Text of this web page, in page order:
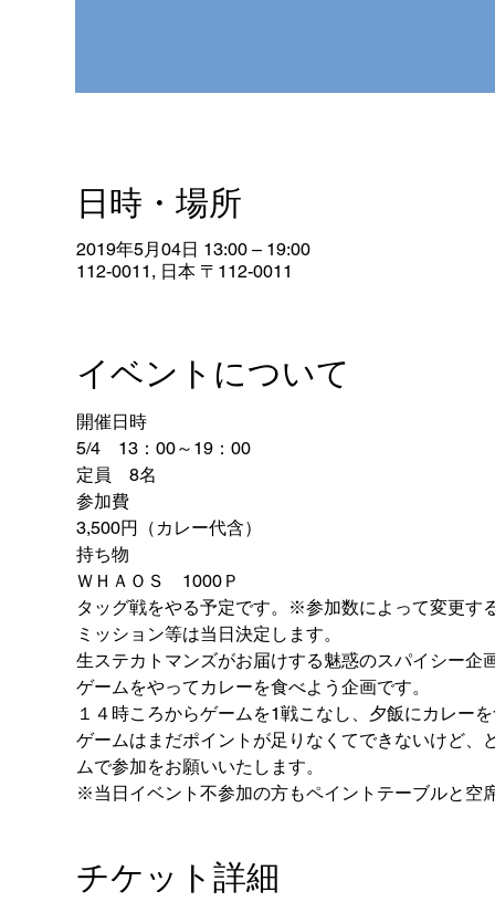
日時・場所
2019年5月04日 13:00 – 19:00
112-0011, 日本 〒112-0011
イベントについて
開催日時
5/4　13：00～19：00
定員　8名
参加費
3,500円（カレー代含）
持ち物
ＷＨＡＯＳ　1000Ｐ
タッグ戦をやる予定です。※参加数によって変更す
ミッション等は当日決定します。
生ステカトマンズがお届けする魅惑のスパイシー企
ゲームをやってカレーを食べよう企画です。
１４時ころからゲームを1戦こなし、夕飯にカレー
ゲームはまだポイントが足りなくてできないけど
ムで参加をお願いいたします。
※当日イベント不参加の方もペイントテーブルと空
チケット詳細